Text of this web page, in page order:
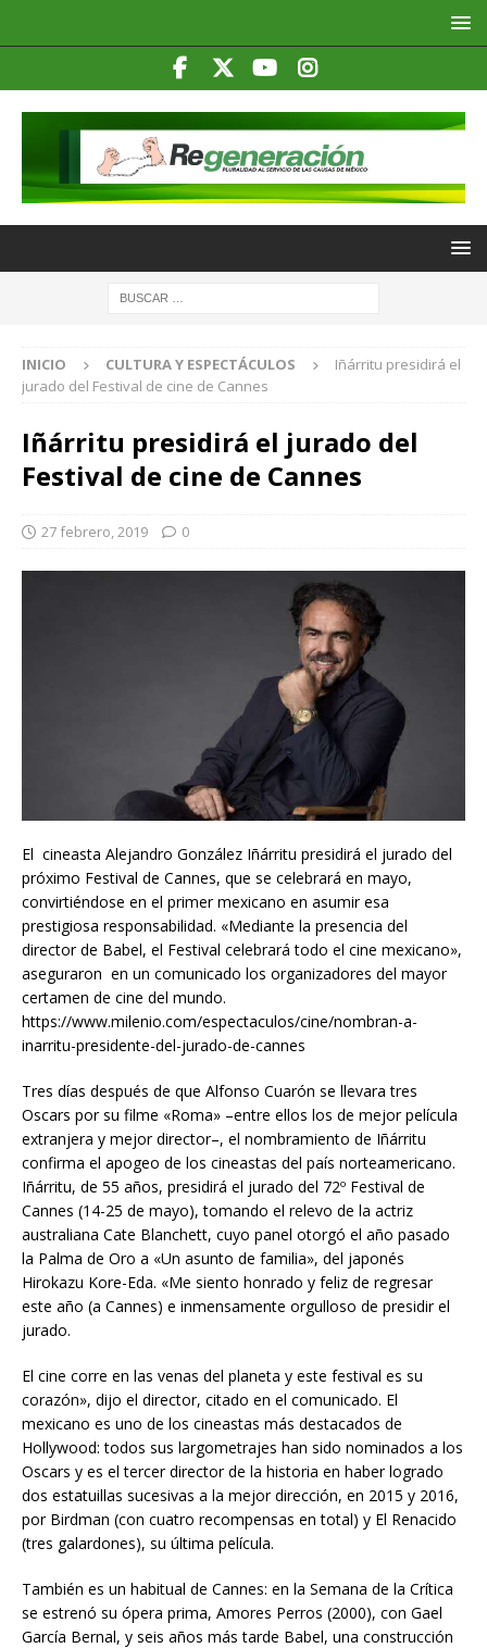
INICIO CULTURA Y ESPECTÁCULOS
Iñárritu presidirá el
jurado del Festival de cine de Cannes
Iñárritu presidirá el jurado del
Festival de cine de Cannes
27 febrero, 2019 0
El cineasta Alejandro González Iñárritu presidirá el jurado del
próximo Festival de Cannes, que se celebrará en mayo,
convirtiéndose en el primer mexicano en asumir esa
prestigiosa responsabilidad. «Mediante la presencia del
director de Babel, el Festival celebrará todo el cine mexicano»,
aseguraron en un comunicado los organizadores del mayor
certamen de cine del mundo.
https://www.milenio.com/espectaculos/cine/nombran-a-
inarritu-presidente-del-jurado-de-cannes
Tres días después de que Alfonso Cuarón se llevara tres
Oscars por su filme «Roma» –entre ellos los de mejor película
extranjera y mejor director–, el nombramiento de Iñárritu
confirma el apogeo de los cineastas del país norteamericano.
Iñárritu, de 55 años, presidirá el jurado del 72º Festival de
Cannes (14-25 de mayo), tomando el relevo de la actriz
australiana Cate Blanchett, cuyo panel otorgó el año pasado
la Palma de Oro a «Un asunto de familia», del japonés
Hirokazu Kore-Eda. «Me siento honrado y feliz de regresar
este año (a Cannes) e inmensamente orgulloso de presidir el
jurado.
El cine corre en las venas del planeta y este festival es su
corazón», dijo el director, citado en el comunicado. El
mexicano es uno de los cineastas más destacados de
Hollywood: todos sus largometrajes han sido nominados a los
Oscars y es el tercer director de la historia en haber logrado
dos estatuillas sucesivas a la mejor dirección, en 2015 y 2016,
por Birdman (con cuatro recompensas en total) y El Renacido
(tres galardones), su última película.
También es un habitual de Cannes: en la Semana de la Crítica
se estrenó su ópera prima, Amores Perros (2000), con Gael
García Bernal, y seis años más tarde Babel, una construcción